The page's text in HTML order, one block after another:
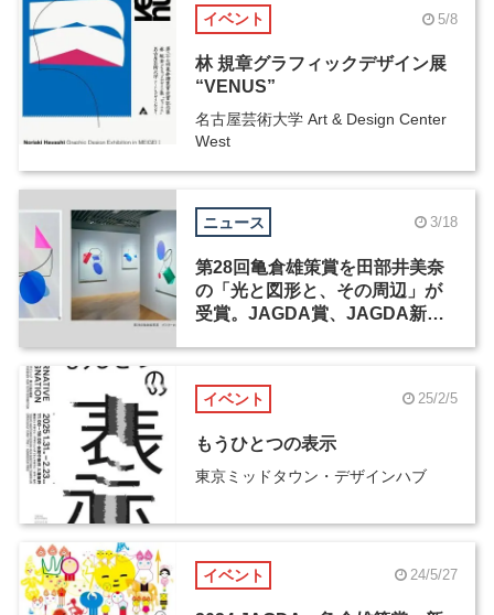
イベント 5/8
林 規章グラフィックデザイン展
“VENUS”
名古屋芸術大学 Art & Design Center
West
ニュース 3/18
第28回亀倉雄策賞を田部井美奈
の「光と図形と、その周辺」が
受賞。JAGDA賞、JAGDA新人
イベント 25/2/5
もうひとつの表示
東京ミッドタウン・デザインハブ
イベント 24/5/27